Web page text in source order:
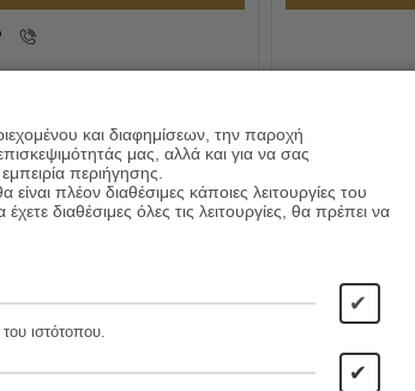
και διαφημίσεων, την παροχή
μας, αλλά και για να σας
περιήγησης.
πλέον διαθέσιμες κάποιες λειτουργίες του
διαθέσιμες όλες τις λειτουργίες, θα πρέπει να
✔
ιστότοπου.
✔